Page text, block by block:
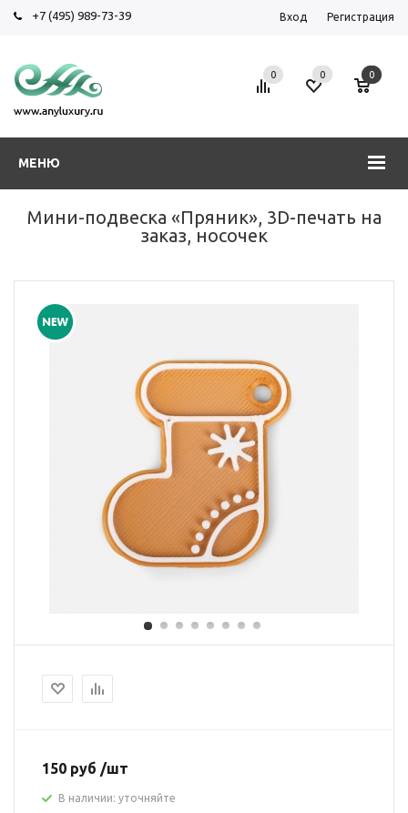
+7 (495) 989-73-39 Вход Регистрация
МЕНЮ
0 0 0
Мини-подвеска «Пряник», 3D-печать на
заказ, носочек
150 руб /шт
В наличии: уточняйте